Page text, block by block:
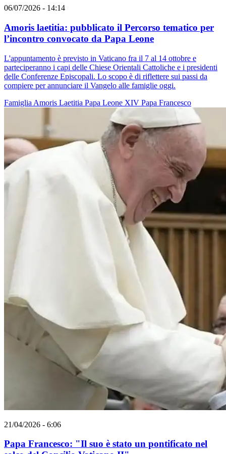
06/07/2026 - 14:14
Amoris laetitia: pubblicato il Percorso tematico per
l’incontro convocato da Papa Leone
L'appuntamento è previsto in Vaticano fra il 7 al 14 ottobre e
parteciperanno i capi delle Chiese Orientali Cattoliche e i presidenti
delle Conferenze Episcopali. Lo scopo è di riflettere sui passi da
compiere per annunciare il Vangelo alle famiglie oggi.
Famiglia Amoris Laetitia Papa Leone XIV Papa Francesco
21/04/2026 - 6:06
Papa Francesco: "Il suo è stato un pontificato nel